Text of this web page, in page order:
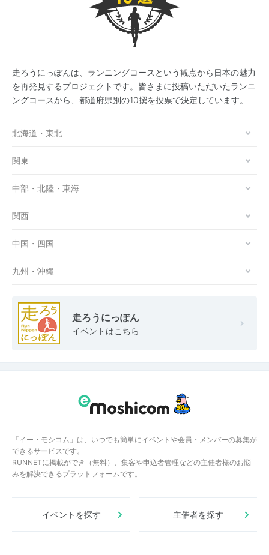
走ろうにっぽんは、ランニングコースという観点から日本の魅力
を再発見するプロジェクトです。皆さまに投稿いただいたランニ
ングコースから、都道府県別の10撰を投票で決定しています。
北海道・東北
関東
中部・北陸・東海
関西
中国・四国
九州・沖縄
走ろうにっぽん
イベントはこちら
「イー・モシコム」は、いつでも簡単にイベントや会員・メンバーの募集が
できるサービスです。
RUNNETに掲載ができ（無料）、集客や申込者管理などの主催者様のお悩
みを解決できるプラットフォームです。
イベントを探す 主催者を探す